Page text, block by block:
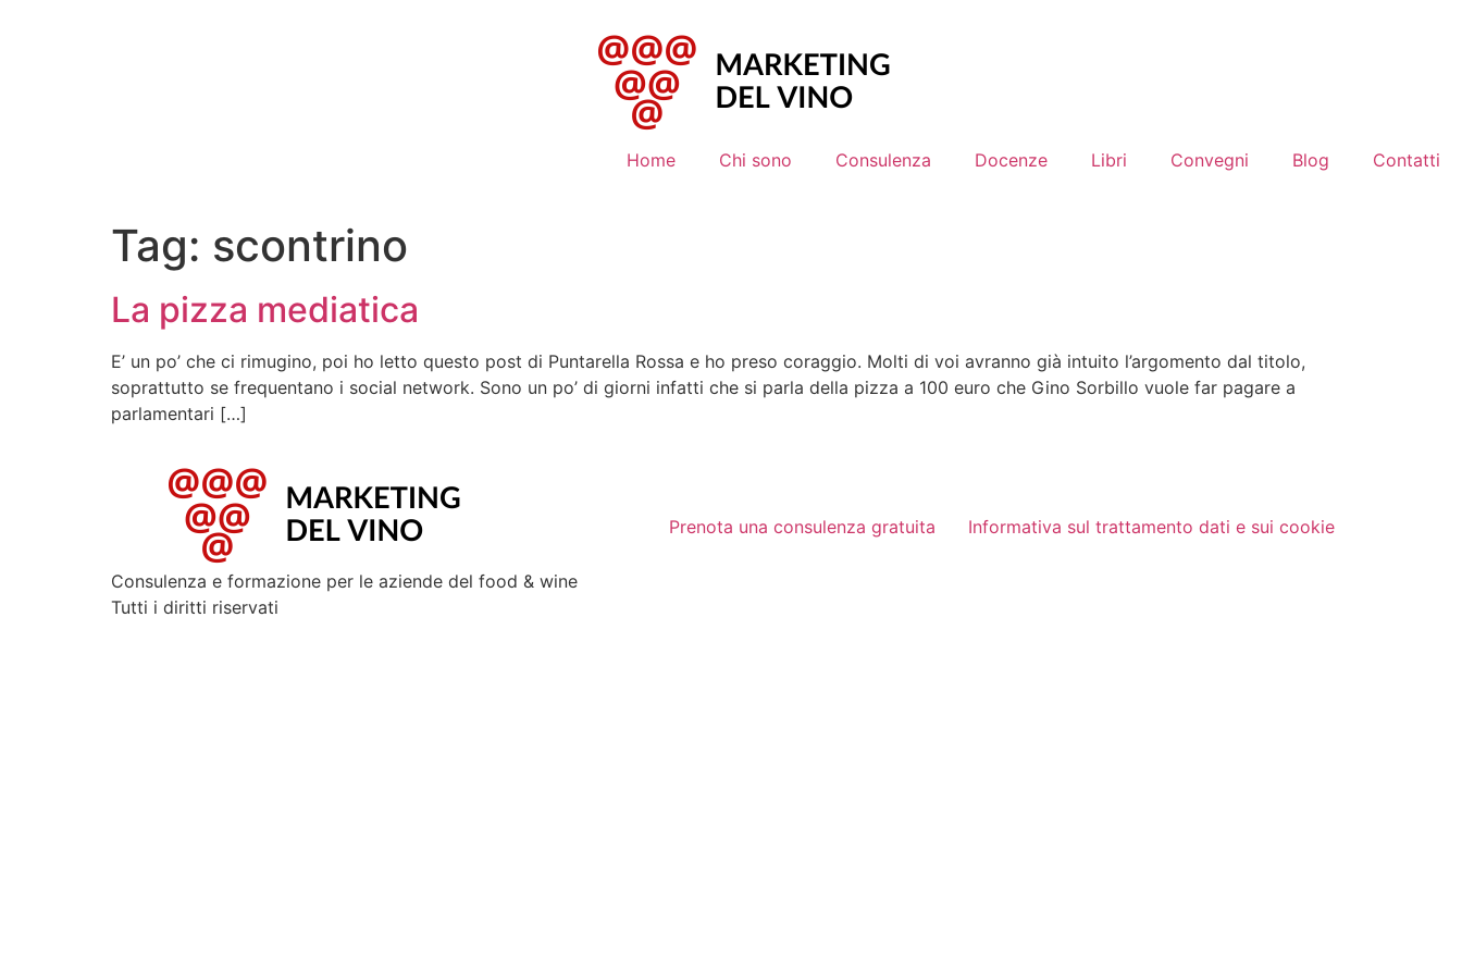
Home Chi sono Consulenza Docenze Libri Convegni Blog Contatti
Tag: scontrino
La pizza mediatica
E’ un po’ che ci rimugino, poi ho letto questo post di Puntarella Rossa e ho preso coraggio. Molti di voi avranno già intuito l’argomento dal titolo,
soprattutto se frequentano i social network. Sono un po’ di giorni infatti che si parla della pizza a 100 euro che Gino Sorbillo vuole far pagare a
parlamentari […]
Consulenza e formazione per le aziende del food & wine
Prenota una consulenza gratuita Informativa sul trattamento dati e sui cookie
Tutti i diritti riservati